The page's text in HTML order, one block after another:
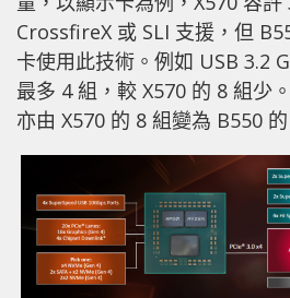
CrossfireX 或 SLI 支援，但
卡使用此技術。例如 USB 3.2
最多 4 組，較 X570 的 8 組少
亦由 X570 的 8 組變為 B550 的